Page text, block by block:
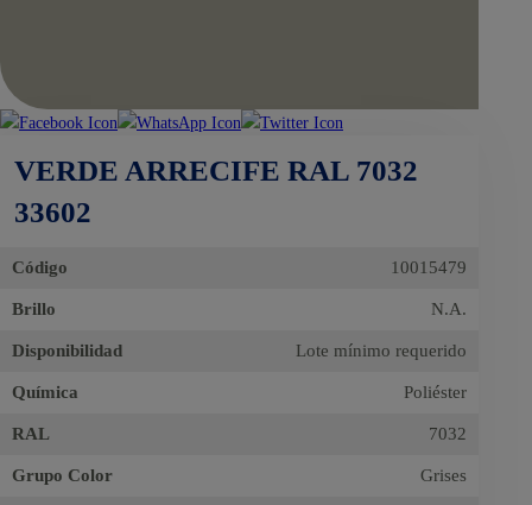
VERDE ARRECIFE RAL 7032
33602
Código 10015479
Brillo N.A.
Disponibilidad Lote mínimo requerido
Química Poliéster
RAL 7032
Grupo Color Grises